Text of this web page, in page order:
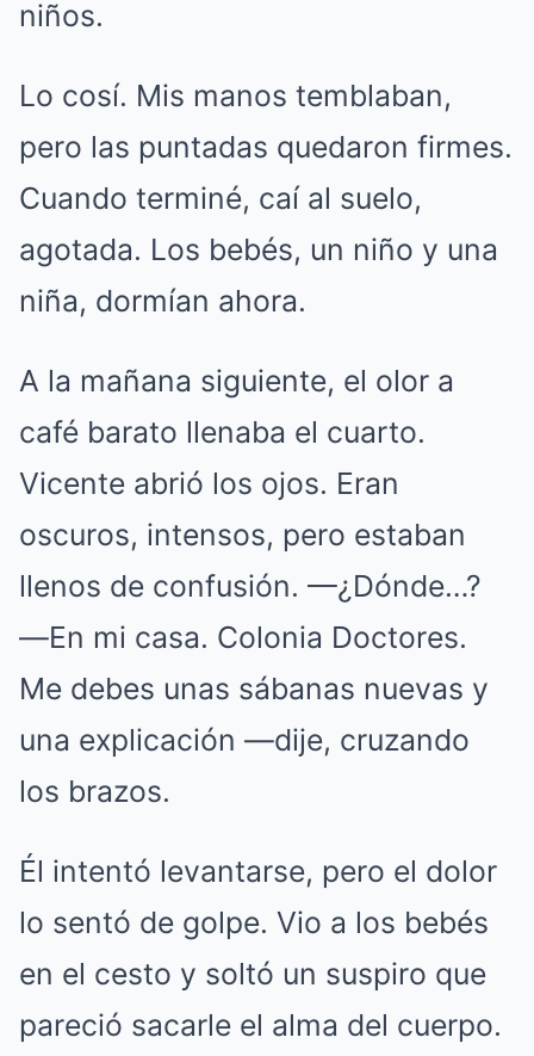
niños.
Lo cosí. Mis manos temblaban,
pero las puntadas quedaron firmes.
Cuando terminé, caí al suelo,
agotada. Los bebés, un niño y una
niña, dormían ahora.
A la mañana siguiente, el olor a
café barato llenaba el cuarto.
Vicente abrió los ojos. Eran
oscuros, intensos, pero estaban
llenos de confusión. —¿Dónde…?
—En mi casa. Colonia Doctores.
Me debes unas sábanas nuevas y
una explicación —dije, cruzando
los brazos.
Él intentó levantarse, pero el dolor
lo sentó de golpe. Vio a los bebés
en el cesto y soltó un suspiro que
pareció sacarle el alma del cuerpo.